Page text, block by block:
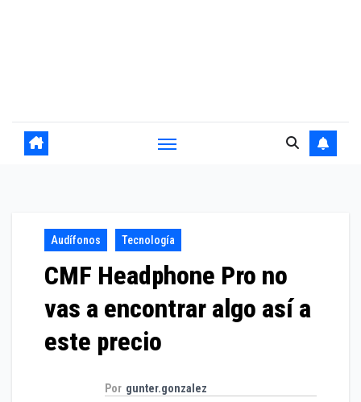
Audífonos Tecnología
CMF Headphone Pro no
vas a encontrar algo así a
este precio
Por gunter.gonzalez